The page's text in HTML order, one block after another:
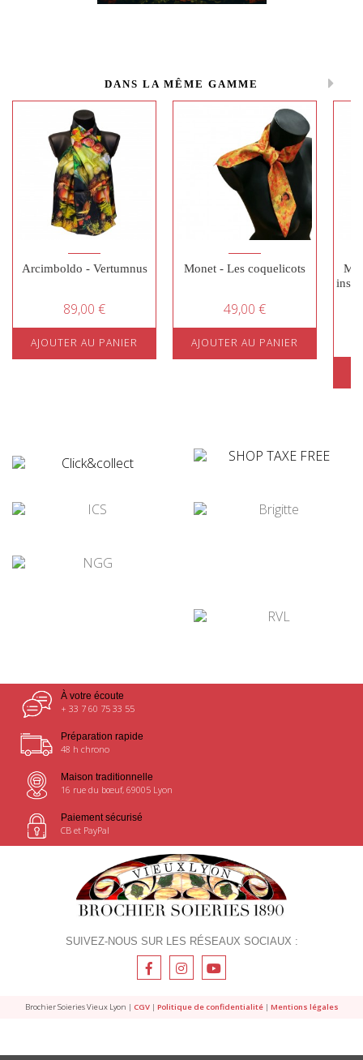
¤
DANS LA MÊME GAMME
Arcimboldo - Vertumnus
89,00 €
AJOUTER AU PANIER
Monet - Les coquelicots
49,00 €
AJOUTER AU PANIER
À votre écoute
+ 33 7 60 75 33 55
Préparation rapide
48 h chrono
Maison traditionnelle
16 rue du bœuf, 69005 Lyon
Paiement sécurisé
CB et PayPal
SUIVEZ-NOUS SUR LES RÉSEAUX SOCIAUX :
Brochier Soieries Vieux Lyon | CGV| Politique de confidentialité| Mentions légales